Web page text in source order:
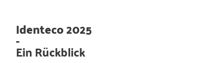
Identeco 2025
-
Ein Rückblick